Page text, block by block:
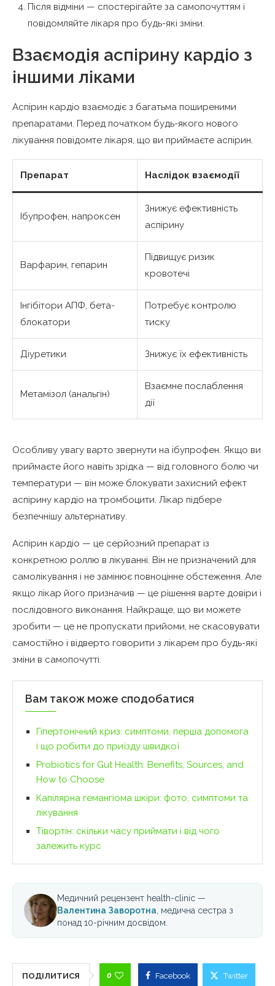
Після відміни — спостерігайте за самопочуттям і
повідомляйте лікаря про будь-які зміни.
Взаємодія аспірину кардіо з
іншими ліками
Аспірин кардіо взаємодіє з багатьма поширеними
препаратами. Перед початком будь-якого нового
лікування повідомте лікаря, що ви приймаєте аспірин.
Препарат Наслідок взаємодії
Ібупрофен, напроксен
Знижує ефективність
аспірину
Варфарин, гепарин
Підвищує ризик
кровотечі
Інгібітори АПФ, бета-
блокатори
Потребує контролю
тиску
Діуретики Знижує їх ефективність
Метамізол (анальгін)
Взаємне послаблення
дії
Особливу увагу варто звернути на ібупрофен. Якщо ви
приймаєте його навіть зрідка — від головного болю чи
температури — він може блокувати захисний ефект
аспірину кардіо на тромбоцити. Лікар підбере
безпечнішу альтернативу.
Аспірин кардіо — це серйозний препарат із
конкретною роллю в лікуванні. Він не призначений для
самолікування і не замінює повноцінне обстеження. Але
якщо лікар його призначив — це рішення варте довіри і
послідовного виконання. Найкраще, що ви можете
зробити — це не пропускати прийоми, не скасовувати
самостійно і відверто говорити з лікарем про будь-які
зміни в самопочутті.
Вам також може сподобатися
Гіпертонічний криз: симптоми, перша допомога
і що робити до приїзду швидкої
Probiotics for Gut Health: Benefits, Sources, and
How to Choose
Капілярна гемангіома шкіри: фото, симптоми та
лікування
Тівортін: скільки часу приймати і від чого
залежить курс
Медичний рецензент health-clinic —
Валентина Заворотна , медична сестра з
понад 10-річним досвідом.
ПОДІЛИТИСЯ 0 Facebook Twitter